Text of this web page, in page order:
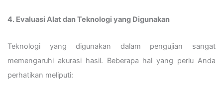
4. Evaluasi Alat dan Teknologi yang Digunakan
Teknologi yang digunakan dalam pengujian sangat
memengaruhi akurasi hasil. Beberapa hal yang perlu Anda
perhatikan meliputi: